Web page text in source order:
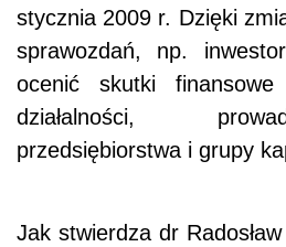
stycznia 2009 r. Dzięki
sprawozdań, np.
ocenić skutki
działalności,
przedsiębiorstwa i grupy
Jak stwierdza dr